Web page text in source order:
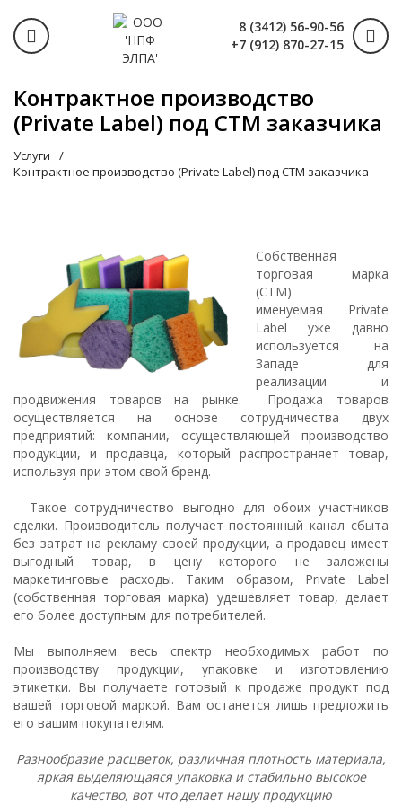
8 (3412) 56-90-56
+7 (912) 870-27-15
Контрактное производство
(Private Label) под СТМ заказчика
Услуги
Контрактное производство (Private Label) под СТМ заказчика
Собственная
торговая марка
(СТМ)
именуемая Private
Label уже давно
используется на
Западе для
реализации и
продвижения товаров на рынке. Продажа товаров
осуществляется на основе сотрудничества двух
предприятий: компании, осуществляющей производство
продукции, и продавца, который распространяет товар,
используя при этом свой бренд.
Такое сотрудничество выгодно для обоих участников
сделки. Производитель получает постоянный канал сбыта
без затрат на рекламу своей продукции, а продавец имеет
выгодный товар, в цену которого не заложены
маркетинговые расходы. Таким образом, Private Label
(собственная торговая марка) удешевляет товар, делает
его более доступным для потребителей.
Мы выполняем весь спектр необходимых работ по
производству продукции, упаковке и изготовлению
этикетки. Вы получаете готовый к продаже продукт под
вашей торговой маркой. Вам останется лишь предложить
его вашим покупателям.
Разнообразие расцветок, различная плотность материала,
яркая выделяющаяся упаковка и стабильно высокое
качество, вот что делает нашу продукцию